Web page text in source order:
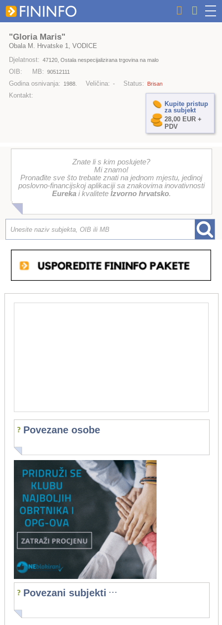
"Gloria Maris"
Obala M. Hrvatske 1, VODICE
Djelatnost: 47120, Ostala nespecijalizirana trgovina na malo
OIB: MB: 90512111
Godina osnivanja: 1988. Veličina: - Status: Brisan
Kontakt:
Kupite pristup
za subjekt
28,00 EUR +
PDV
Znate li s kim poslujete?
Mi znamo!
Pronađite sve što trebate znati na jednom mjestu, jedinoj
poslovno-financijskoj aplikaciji sa znakovima inovativnosti
Eurekai kvalitete Izvorno hrvatsko.
Povezane osobe
Povezani subjekti ...